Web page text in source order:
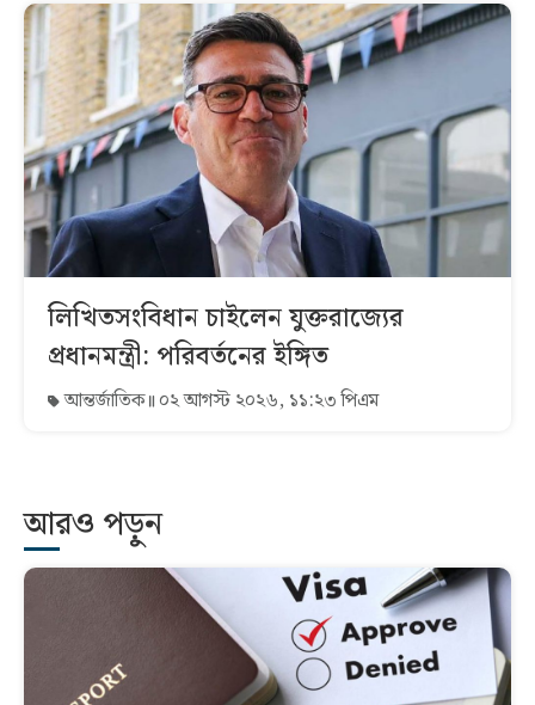
লিখিতসংবিধান চাইলেন যুক্তরাজ্যের
প্রধানমন্ত্রী: পরিবর্তনের ইঙ্গিত
আন্তর্জাতিক ০২ আগস্ট ২০২৬, ১১:২৩ পিএম
আরও পড়ুন